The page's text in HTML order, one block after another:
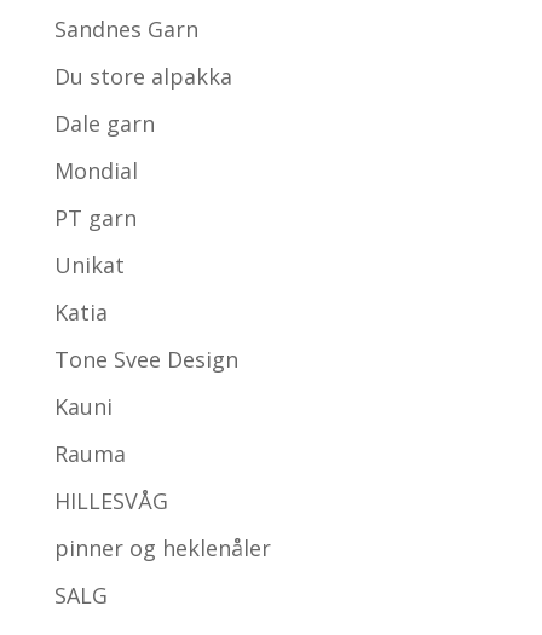
Sandnes Garn
Du store alpakka
Dale garn
Mondial
PT garn
Unikat
Katia
Tone Svee Design
Kauni
Rauma
HILLESVÅG
pinner og heklenåler
SALG